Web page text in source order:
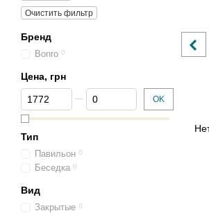
Кухонные
принадлежности
Очистить фильтр
Бренд
Bonro 0
Цена, грн
От Цена, грн
До Цена, грн OK
Тип
Павильон 0
Беседка 0
Вид
Закрытые 0